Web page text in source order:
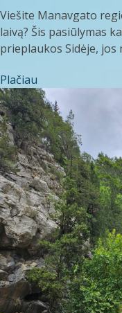
Viešite Manavgato
laivą? Šis pasiūlymas
prieplaukos Sidėje, jos
Plačiau